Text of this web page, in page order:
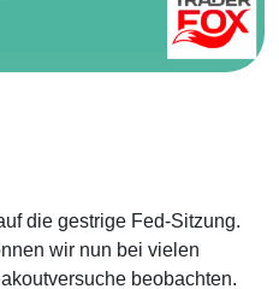
die gestrige Fed-Sitzung.
wir nun bei vielen
beobachten.